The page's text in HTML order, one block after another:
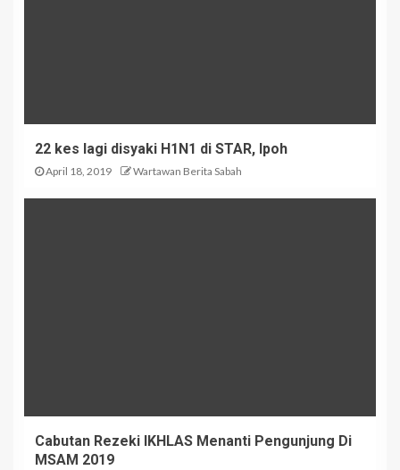
22 kes lagi disyaki H1N1 di STAR, Ipoh
April 18, 2019 Wartawan Berita Sabah
Cabutan Rezeki IKHLAS Menanti Pengunjung Di
MSAM 2019